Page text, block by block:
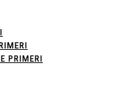
PRIMERI